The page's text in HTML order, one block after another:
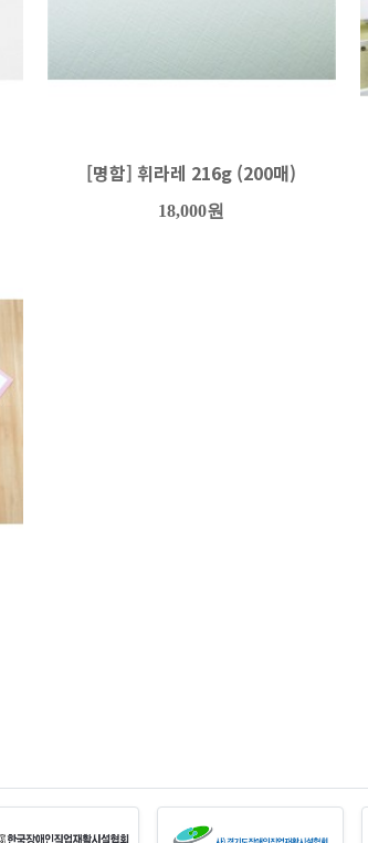
[명함] 휘라레 216g (200매)
18,000원